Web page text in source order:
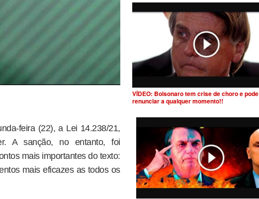
feira (22), a Lei 14.238/21,
A sanção, no entanto, foi
mais importantes do texto:
mais eficazes as todos os
VÍDEO: Bolsonaro tem crise de choro e pode
renunciar a qualquer momento!!